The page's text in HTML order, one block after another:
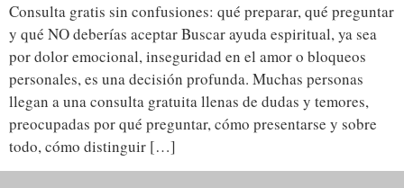
Consulta gratis sin confusiones: qué preparar, qué preguntar
y qué NO deberías aceptar Buscar ayuda espiritual, ya sea
por dolor emocional, inseguridad en el amor o bloqueos
personales, es una decisión profunda. Muchas personas
llegan a una consulta gratuita llenas de dudas y temores,
preocupadas por qué preguntar, cómo presentarse y sobre
todo, cómo distinguir […]